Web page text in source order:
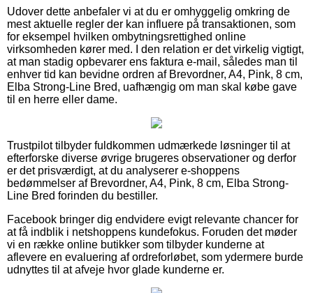
Udover dette anbefaler vi at du er omhyggelig omkring de
mest aktuelle regler der kan influere på transaktionen, som
for eksempel hvilken ombytningsrettighed online
virksomheden kører med. I den relation er det virkelig vigtigt,
at man stadig opbevarer ens faktura e-mail, således man til
enhver tid kan bevidne ordren af Brevordner, A4, Pink, 8 cm,
Elba Strong-Line Bred, uafhængig om man skal købe gave
til en herre eller dame.
Trustpilot tilbyder fuldkommen udmærkede løsninger til at
efterforske diverse øvrige brugeres observationer og derfor
er det prisværdigt, at du analyserer e-shoppens
bedømmelser af Brevordner, A4, Pink, 8 cm, Elba Strong-
Line Bred forinden du bestiller.
Facebook bringer dig endvidere evigt relevante chancer for
at få indblik i netshoppens kundefokus. Foruden det møder
vi en række online butikker som tilbyder kunderne at
aflevere en evaluering af ordreforløbet, som ydermere burde
udnyttes til at afveje hvor glade kunderne er.